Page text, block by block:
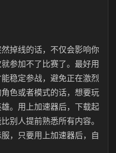
掉线的话，不仅会影响你
参加不了比赛了。最好用
稳定参战，避免正在激烈
色或者模式的话，想要玩
。用上加速器后，下载起
别人提前熟悉所有内容。
，只要用上加速器后，自